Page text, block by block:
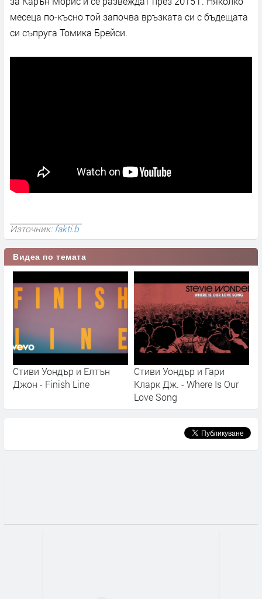
месеца по-късно той започва връзката си с бъдещата
си съпруга Томика Брейси.
Източник:fakti.b
Видеа по темата
Стиви Уондър и Елтън
Джон - Finish Line
Стиви Уондър и Гари
Кларк Дж. - Where Is Our
Love Song